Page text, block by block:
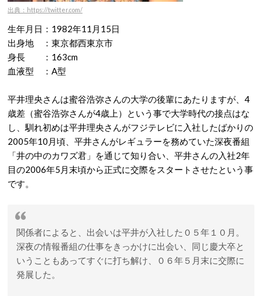
出典：https://twitter.com/
生年月日：1982年11月15日
出身地 ：東京都西東京市
身長 ：163cm
血液型 ：A型
平井理央さんは蜜谷浩弥さんの大学の後輩にあたりますが、4
歳差（蜜谷浩弥さんが4歳上）という事で大学時代の接点はな
し、馴れ初めは平井理央さんがフジテレビに入社したばかりの
2005年10月頃、平井さんがレギュラーを務めていた深夜番組
「井の中のカワズ君」を通じて知り合い、平井さんの入社2年
目の2006年5月末頃から正式に交際をスタートさせたという事
です。
関係者によると、出会いは平井が入社した０５年１０月。
深夜の情報番組の仕事をきっかけに出会い、同じ慶大卒と
いうこともあってすぐに打ち解け、０６年５月末に交際に
発展した。